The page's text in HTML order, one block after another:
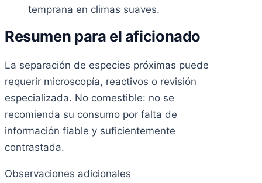
temprana en climas suaves.
Resumen para el aficionado
La separación de especies próximas puede
requerir microscopía, reactivos o revisión
especializada. No comestible: no se
recomienda su consumo por falta de
información fiable y suficientemente
contrastada.
Observaciones adicionales